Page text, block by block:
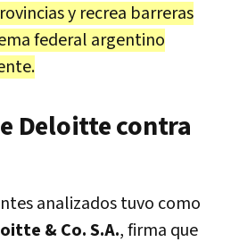
y recrea barreras
federal argentino
Deloitte contra
analizados tuvo como
& Co. S.A., firma que